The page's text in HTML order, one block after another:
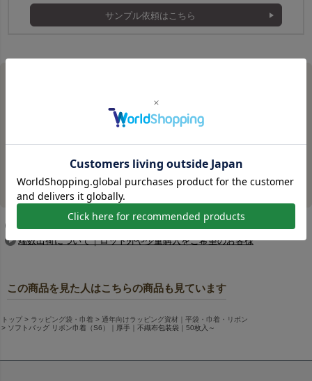
即納品と加工品とは？
注文数や希望納期に合わせてご選択ください。
・基本の生地色とリボン色は、下記の組み合わせとなります。特に
ご指示がない場合、下記の組み合わせで出荷いたします。
・生地色とリボン色の組み合わせの変更は可能ですが、返品不可と
なりますのでご了承ください。
ライトピンク ライトピンク
サンプル依頼はこちら
ラッピングの森の包装資材は、店舗ラッピングとしてリピート利用に最適で
す。メーカー在庫品なので、安定した供給が期待でき、在庫切れの心配もほと
んどありません。
に手に入ります。
さらに、ほとんどの商品が名入れ可能なので、ブランドの個性をアピールする
ことができます。
おしゃれで手軽に包装資材を仕入れするなら、ラッピングの森にお任せくださ
在庫数の更新タイミングについて
端数出荷について｜ロット外や少量購入をご希望のお客様
この商品を見た人はこちらの商品も見ています
トップ ラッピング袋・巾着
通年向けラッピング資材｜平袋・巾着・リボン
ソフトバッグ リボン巾着（S6）｜厚手｜不織布包装袋｜50枚入～